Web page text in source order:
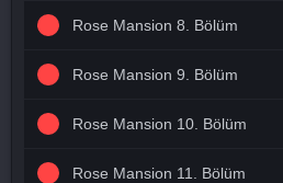
Rose Mansion 8. Bölüm
Rose Mansion 9. Bölüm
Rose Mansion 10. Bölüm
Rose Mansion 11. Bölüm